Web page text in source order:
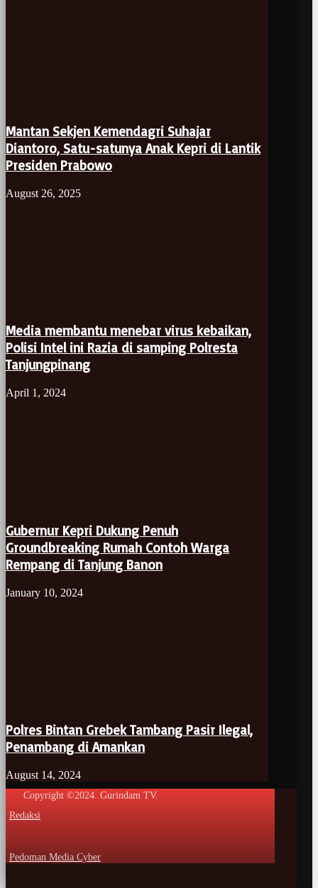
Mantan Sekjen Kemendagri Suhajar
Diantoro, Satu-satunya Anak Kepri di Lantik
Presiden Prabowo
August 26, 2025
Media membantu menebar virus kebaikan,
Polisi Intel ini Razia di samping Polresta
Tanjungpinang
April 1, 2024
Gubernur Kepri Dukung Penuh
Groundbreaking Rumah Contoh Warga
Rempang di Tanjung Banon
January 10, 2024
Polres Bintan Grebek Tambang Pasir Ilegal,
Penambang di Amankan
August 14, 2024
Copyright ©2024. Gurindam TV.
Redaksi
Pedoman Media Cyber